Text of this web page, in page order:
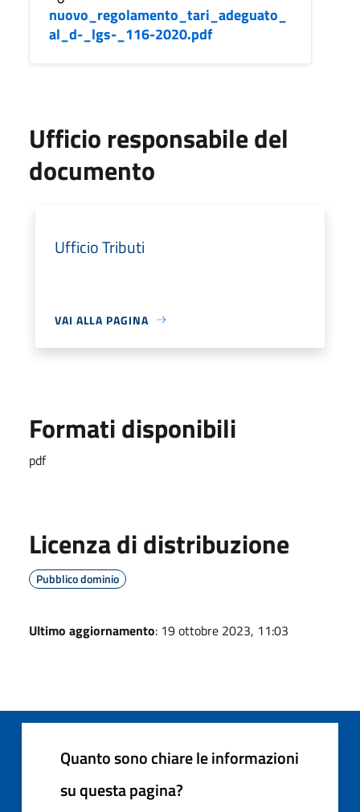
nuovo_regolamento_tari_adeguato_
al_d-_lgs-_116-2020.pdf
Ufficio responsabile del
documento
Ufficio Tributi
VAI ALLA PAGINA
Formati disponibili
pdf
Licenza di distribuzione
Pubblico dominio
Ultimo aggiornamento: 19 ottobre 2023, 11:03
Quanto sono chiare le informazioni
su questa pagina?